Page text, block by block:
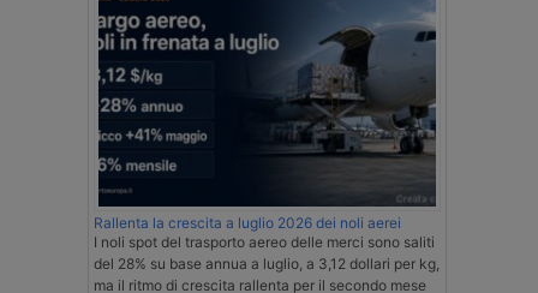
Rallenta la crescita a luglio 2026 dei noli aerei
I noli spot del trasporto aereo delle merci sono saliti
del 28% su base annua a luglio, a 3,12 dollari per kg,
ma il ritmo di crescita rallenta per il secondo mese